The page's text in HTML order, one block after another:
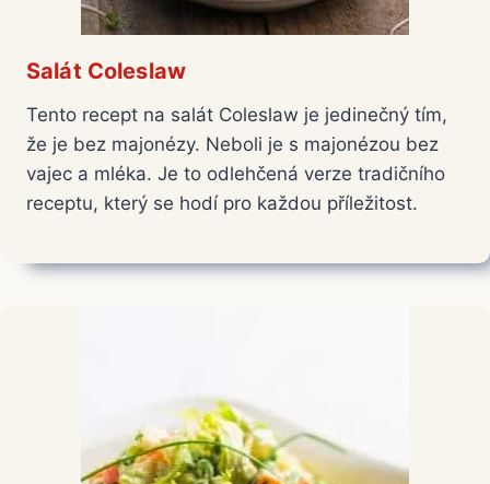
Salát Coleslaw
Tento recept na salát Coleslaw je jedinečný tím,
že je bez majonézy. Neboli je s majonézou bez
vajec a mléka. Je to odlehčená verze tradičního
receptu, který se hodí pro každou příležitost.